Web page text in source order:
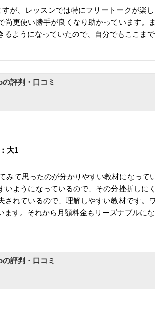
が、レッスンでは特にフリートークが楽
尚更使い勝手が良くなり助かっています
るようになっていたので、自分でもここま
評判・口コミ
大1
てみて思ったのが分かりやすい教材になっ
いようになっているので、その分挫折し
されているので、理解しやすい教材です。
ます。それから月額料金もリーズナブルに
評判・口コミ